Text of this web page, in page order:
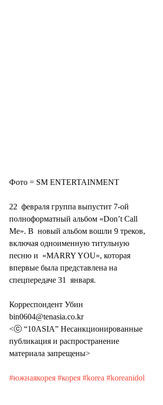
Фото = SM ENTERTAINMENT
22  февраля группа выпустит 7-ой
полноформатный альбом «Don’t Call
Me». В  новый альбом вошли 9 треков,
включая одноименную титульную
песню и  «MARRY YOU», которая
впервые была представлена на
спецпередаче 31  января.
Корреспондент Убин
bin0604@tenasia.co.kr
<ⓒ “10ASIA” Несанкционированные
публикация и распространение
материала запрещены>
#южнаякорея #корея #korea #koreanidol